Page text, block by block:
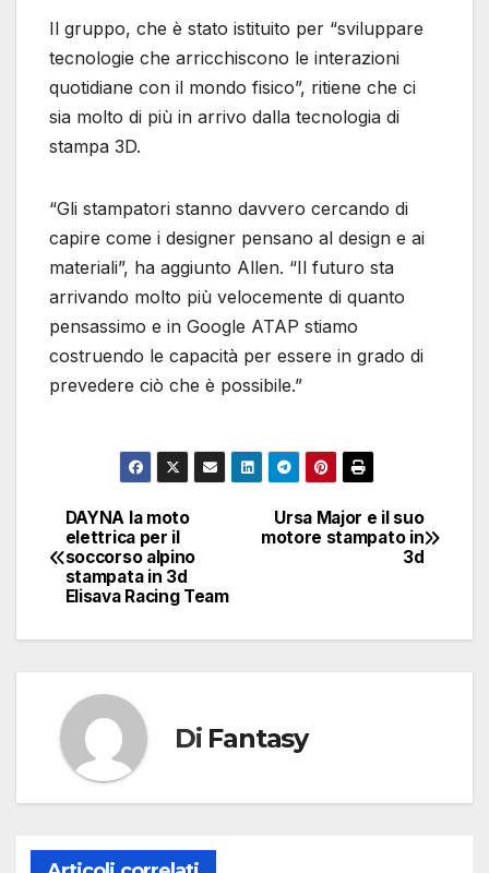
Il gruppo, che è stato istituito per “sviluppare
tecnologie che arricchiscono le interazioni
quotidiane con il mondo fisico”, ritiene che ci
sia molto di più in arrivo dalla tecnologia di
stampa 3D.
“Gli stampatori stanno davvero cercando di
capire come i designer pensano al design e ai
materiali”, ha aggiunto Allen. “Il futuro sta
arrivando molto più velocemente di quanto
pensassimo e in Google ATAP stiamo
costruendo le capacità per essere in grado di
prevedere ciò che è possibile.”
Navigazione
articoli
Ursa Major e il suo
motore stampato in
3d
DAYNA la moto
elettrica per il
soccorso alpino
stampata in 3d
Elisava Racing Team
Di Fantasy